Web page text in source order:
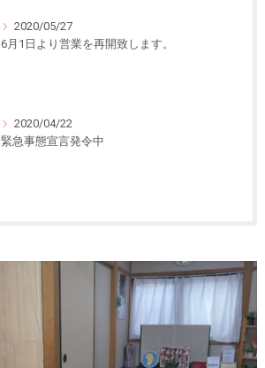
2020/05/27
6月1日より営業を再開致します。
2020/04/22
緊急事態宣言発令中